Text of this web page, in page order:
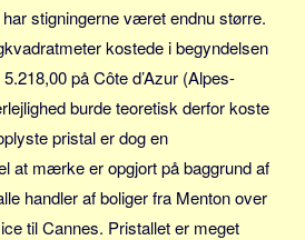
stigningerne været endnu større.
kostede i begyndelsen
på Côte d’Azur (Alpes-
burde teoretisk derfor koste
pristal er dog en
at mærke er opgjort på baggrund af
handler af boliger fra Menton over
til Cannes. Pristallet er meget